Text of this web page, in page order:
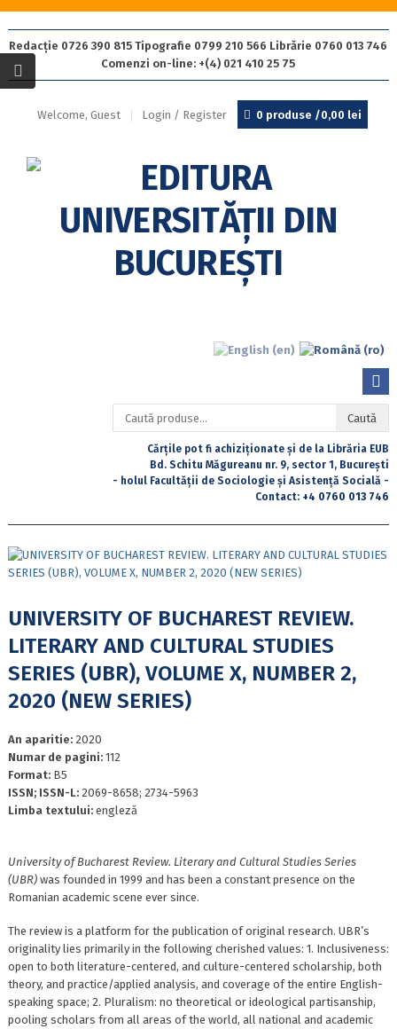
Redacție 0726 390 815 Tipografie 0799 210 566 Librărie 0760 013 746
Comenzi on-line: +(4) 021 410 25 75
Welcome, Guest Login / Register 0 produse /0,00 lei
Caută
după:
Caută
Cărțile pot fi achiziționate și de la Librăria EUB
Bd. Schitu Măgureanu nr. 9, sector 1, București
- holul Facultății de Sociologie și Asistență Socială -
Contact: +4 0760 013 746
UNIVERSITY OF BUCHAREST REVIEW.
LITERARY AND CULTURAL STUDIES
SERIES (UBR), VOLUME X, NUMBER 2,
2020 (NEW SERIES)
An aparitie: 2020
Numar de pagini: 112
Format: B5
ISSN; ISSN-L: 2069-8658; 2734-5963
Limba textului: engleză
University of Bucharest Review. Literary and Cultural Studies Series
(UBR)was founded in 1999 and has been a constant presence on the
Romanian academic scene ever since.
The review is a platform for the publication of original research. UBR’s
originality lies primarily in the following cherished values: 1. Inclusiveness:
open to both literature-centered, and culture-centered scholarship, both
theory, and practice/applied analysis, and coverage of the entire English-
speaking space; 2. Pluralism: no theoretical or ideological partisanship,
pooling scholars from all areas of the world, all national and academic